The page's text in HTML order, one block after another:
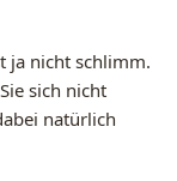
ja nicht schlimm.
sich nicht
natürlich